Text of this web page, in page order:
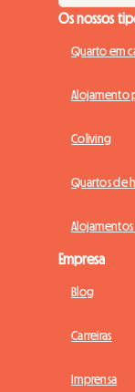
Os nossos
Quarto em
Alojamento
Coliving
Quartos de
Alojamentos
Empresa
Blog
Carreiras
Imprensa